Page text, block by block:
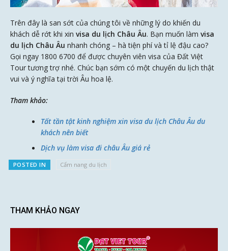
Trên đây là san sớt của chúng tôi về những lý do khiến du
khách dễ rớt khi xin visa du lịch Châu Âu. Bạn muốn làm visa
du lịch Châu Âu nhanh chóng – hà tiện phí và tỉ lệ đậu cao?
Gọi ngay 1800 6700 để được chuyên viên visa của Đất Việt
Tour tương trợ nhé. Chúc bạn sớm có một chuyến du lịch thật
vui và ý nghĩa tại trời Âu hoa lệ.
Tham khảo:
Tất tần tật kinh nghiệm xin visa du lịch Châu Âu du
khách nên biết
Dịch vụ làm visa đi châu Âu giá rẻ
POSTED IN Cẩm nang du lịch
THAM KHẢO NGAY